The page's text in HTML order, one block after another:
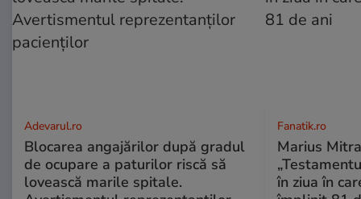
Adevarul.ro
Blocarea angajărilor după gradul
de ocupare a paturilor riscă să
lovească marile spitale.
Fanatik.ro
Marius
în ziua în